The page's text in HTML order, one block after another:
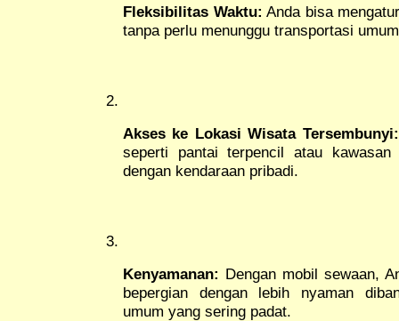
Fleksibilitas Waktu: Anda bisa
tanpa perlu menunggu transportasi
Akses ke Lokasi Wisata Tersembunyi:
seperti pantai terpencil atau
dengan kendaraan pribadi.
Kenyamanan: Dengan mobil sewaan,
bepergian dengan lebih nyaman
umum yang sering padat.